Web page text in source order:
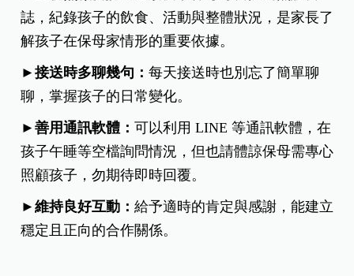
誌，紀錄孩子的飲食、活動與整體狀況，是家長了
解孩子在保母家情形的重要依據。
►接送時多聊幾句：每天接送時也別忘了簡單聊
聊，掌握孩子的日常變化。
►善用通訊軟體：可以利用 LINE 等通訊軟體，在
孩子午睡等空檔詢問情況，但也請體諒保母需專心
照顧孩子，勿期待即時回覆。
►維持良好互動：給予適時的肯定與感謝，能建立
穩定且正向的合作關係。